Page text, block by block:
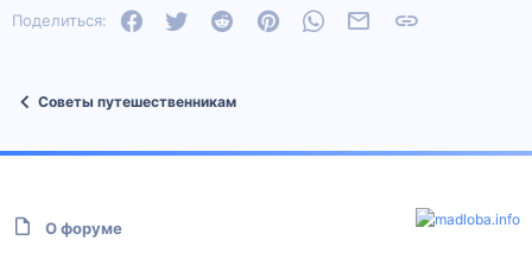
Поделиться: FacebookTwitter Reddit PinterestWhatsAppЭлектронная почта
Советы путешественникам
О форуме